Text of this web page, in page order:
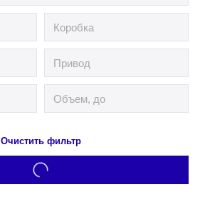
Очистить фильтр